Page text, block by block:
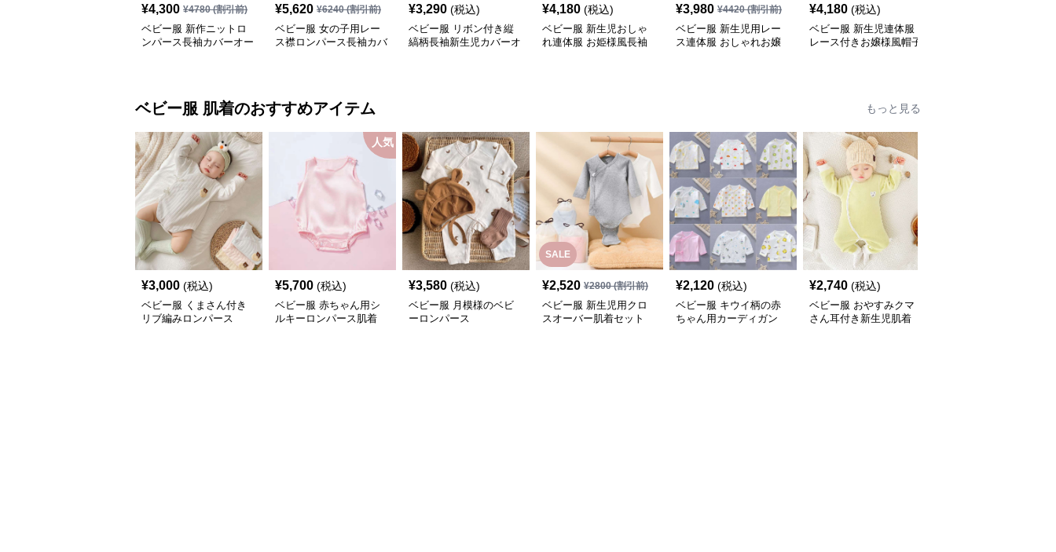
¥4,300 ¥4780(割引前)
ベビー服 新作ニットロ
ンパース長袖カバーオー
¥5,620 ¥6240(割引前)
ベビー服 女の子用レー
ス襟ロンパース長袖カバ
¥3,290 (税込)
ベビー服 リボン付き縦
縞柄長袖新生児カバーオ
¥4,180 (税込)
ベビー服 新生児おしゃ
れ連体服 お姫様風長袖
¥3,980 ¥4420(割引前)
ベビー服 新生児用レー
ス連体服 おしゃれお嬢
¥4,180 (税込)
ベビー服 新生児連体服
レース付きお嬢様風帽子
ベビー服 肌着のおすすめアイテム もっと見る
¥3,000 (税込)
ベビー服 くまさん付き
リブ編みロンパース
人気
¥5,700 (税込)
ベビー服 赤ちゃん用シ
ルキーロンパース肌着
¥3,580 (税込)
ベビー服 月模様のベビ
ーロンパース
SALE
¥2,520 ¥2800(割引前)
ベビー服 新生児用クロ
スオーバー肌着セット
¥2,120 (税込)
ベビー服 キウイ柄の赤
ちゃん用カーディガン
¥2,740 (税込)
ベビー服 おやすみクマ
さん耳付き新生児肌着